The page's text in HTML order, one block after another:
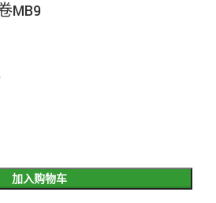
MB9
加入购物车